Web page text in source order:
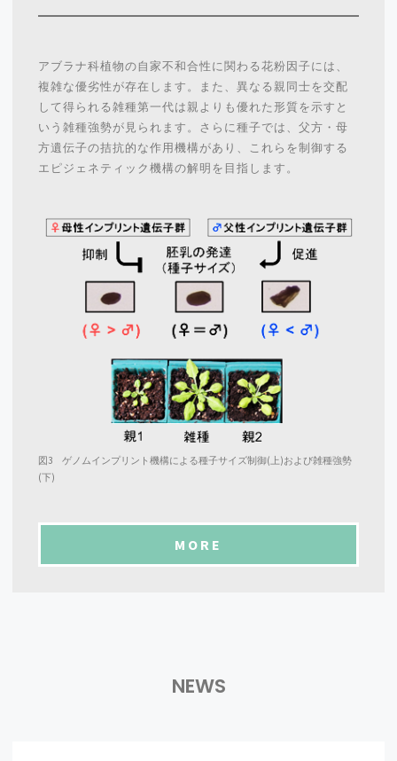
アブラナ科植物の自家不和合性に関わる花粉因子には、
複雑な優劣性が存在します。また、異なる親同士を交配
して得られる雑種第一代は親よりも優れた形質を示すと
いう雑種強勢が見られます。さらに種子では、父方・母
方遺伝子の拮抗的な作用機構があり、これらを制御する
エピジェネティック機構の解明を目指します。
図3 ゲノムインプリント機構による種子サイズ制御(上)および雑種強勢
(下)
MORE
NEWS